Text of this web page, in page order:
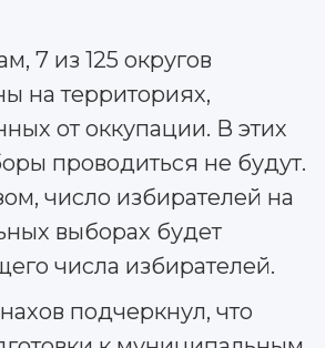
7 из 125 округов
на территориях,
от оккупации. В этих
проводиться не будут.
число избирателей на
выборах будет
числа избирателей.
подчеркнул, что